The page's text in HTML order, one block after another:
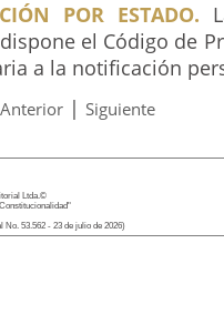
POR ESTADO.
el Código de
a la notificación
Anterior | Siguiente
Ltda.©
53.562 - 23 de julio de 2026)